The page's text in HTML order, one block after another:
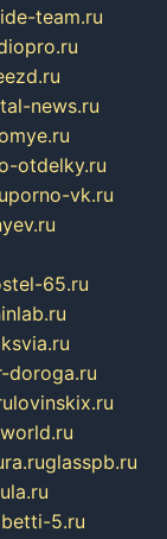
team.ru
news.ru
otdelky.ru
porno-vk.ru
65.ru
doroga.ru
lovinskix.ru
glasspb.ru
5.ru